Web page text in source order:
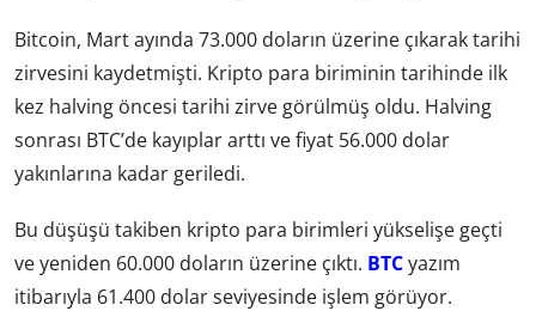
Bitcoin, Mart ayında 73.000 doların üzerine çıkarak tarihi
zirvesini kaydetmişti. Kripto para biriminin tarihinde ilk
kez halving öncesi tarihi zirve görülmüş oldu. Halving
sonrası BTC’de kayıplar arttı ve fiyat 56.000 dolar
yakınlarına kadar geriledi.
Bu düşüşü takiben kripto para birimleri yükselişe geçti
ve yeniden 60.000 doların üzerine çıktı. BTCyazım
itibarıyla 61.400 dolar seviyesinde işlem görüyor.